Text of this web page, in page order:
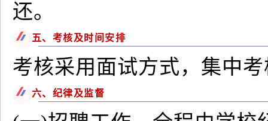
还。
五、考核及时间安排
考核采用面试方式，集中
六、纪律及监督